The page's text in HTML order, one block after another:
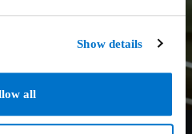
Show details
all
133 min Action